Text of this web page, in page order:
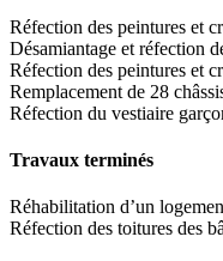
Réfection des peintures et
Désamiantage et réfection
Réfection des peintures et
Remplacement de 28
Réfection du vestiaire
Travaux terminés
Réhabilitation d’un
Réfection des toitures des